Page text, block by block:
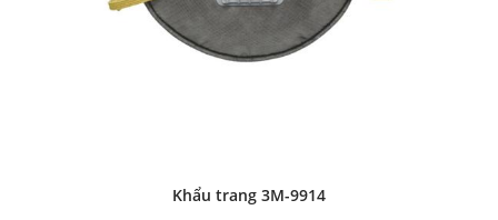
Khẩu trang 3M-9914